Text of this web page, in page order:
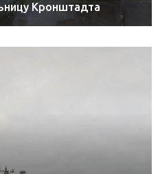
Кронштадта